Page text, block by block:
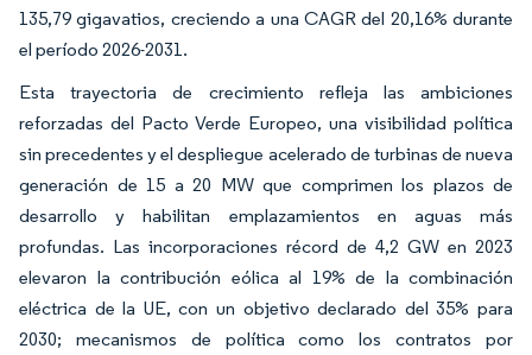
135,79 gigavatios, creciendo a una CAGR del 20,16% durante
el período 2026-2031.
Esta trayectoria de crecimiento refleja las ambiciones
reforzadas del Pacto Verde Europeo, una visibilidad política
sin precedentes y el despliegue acelerado de turbinas de nueva
generación de 15 a 20 MW que comprimen los plazos de
desarrollo y habilitan emplazamientos en aguas más
profundas. Las incorporaciones récord de 4,2 GW en 2023
elevaron la contribución eólica al 19% de la combinación
eléctrica de la UE, con un objetivo declarado del 35% para
2030; mecanismos de política como los contratos por